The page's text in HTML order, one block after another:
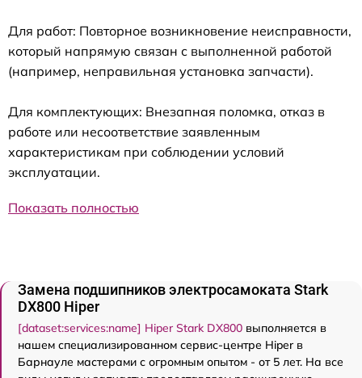
Для работ: Повторное возникновение неисправности,
который напрямую связан с выполненной работой
(например, неправильная установка запчасти).
Для комплектующих: Внезапная поломка, отказ в
работе или несоответствие заявленным
характеристикам при соблюдении условий
эксплуатации.
Показать полностью
Замена подшипников электросамоката Stark
DX800 Hiper
[dataset:services:name] Hiper Stark DX800 выполняется в
нашем специализированном сервис-центре Hiper в
Барнауле мастерами с огромным опытом - от 5 лет. На все